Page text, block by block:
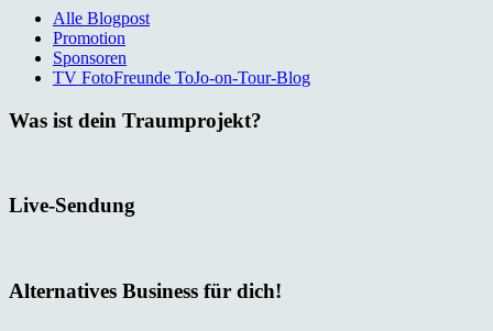
Alle Blogpost
Promotion
Sponsoren
TV FotoFreunde ToJo-on-Tour-Blog
Was ist dein Traumprojekt?
Live-Sendung
Alternatives Business für dich!